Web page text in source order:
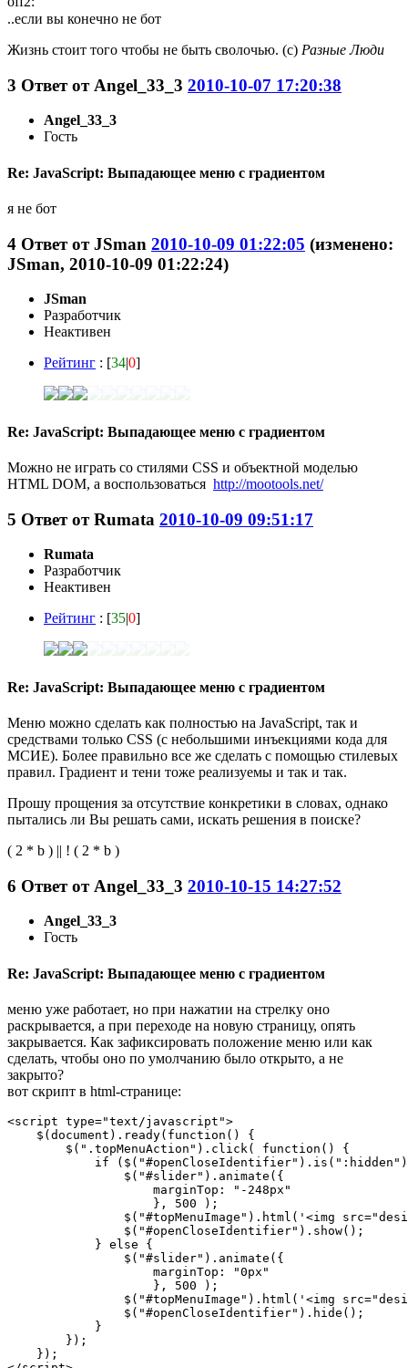
..если вы конечно не бот
Жизнь стоит того чтобы не быть сволочью. (с) Разные Люди
3 Ответ от Angel_33_3 2010-10-07 17:20:38
Angel_33_3
Гость
Re: JavaScript: Выпадающее меню с градиентом
я не бот
4 Ответ отJSmаn 2010-10-09 01:22:05 (изменено:
JSmаn, 2010-10-09 01:22:24)
JSmаn
Разработчик
Неактивен
Рейтинг : [34|0]
Re: JavaScript: Выпадающее меню с градиентом
Можно не играть со стилями CSS и объектной моделью
HTML DOM, а воспользоваться http://mootools.net/
5 Ответ отRumata 2010-10-09 09:51:17
Rumata
Разработчик
Неактивен
Рейтинг : [35|0]
Re: JavaScript: Выпадающее меню с градиентом
Меню можно сделать как полностью на JavaScript, так и
средствами только CSS (с небольшими инъекциями кода для
МСИЕ). Более правильно все же сделать с помощью стилевых
правил. Градиент и тени тоже реализуемы и так и так.
Прошу прощения за отсутствие конкретики в словах, однако
пытались ли Вы решать сами, искать решения в поиске?
( 2 * b ) || ! ( 2 * b )
6 Ответ от Angel_33_3 2010-10-15 14:27:52
Angel_33_3
Гость
Re: JavaScript: Выпадающее меню с градиентом
меню уже работает, но при нажатии на стрелку оно
раскрывается, а при переходе на новую страницу, опять
закрывается. Как зафиксировать положение меню или как
сделать, чтобы оно по умолчанию было открыто, а не
закрыто?
вот скрипт в html-странице:
<script type="text/javascript">
    $(document).ready(function() {
        $(".topMenuAction").click( function() {
if
                $("#slider").animate({
                    marginTop: "-248px"
                    }, 500 );
$("#topMenuImage").html('<img
                $("#openCloseIdentifier").show();
            } else {
                $("#slider").animate({
                    marginTop: "0px"
                    }, 500 );
$("#topMenuImage").html('<img
                $("#openCloseIdentifier").hide();
            }
        });
    });